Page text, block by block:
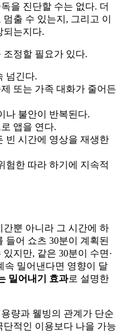
을 진단할 수는 없다. 더
출 수 있는지, 그리고 이
되는지다.
정할 필요가 있다.
넘긴다.
또는 가족 대화가 줄어든
나 불안이 반복된다.
앱을 연다.
빈 시간에 영상을 재생한
험한 따라 하기에 지속적
뿐 아니라 그 시간에 하
들어 쇼츠 30분이 계획된
지만, 같은 30분이 수면·
속 밀어낸다면 영향이 달
밀어내기 효과로 설명한
량과 웰빙의 관계가 단순
적인 이용보다 나을 가능